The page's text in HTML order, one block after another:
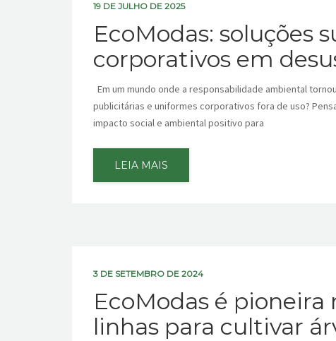
19 DE JULHO DE 2025
EcoModas: soluções
corporativos em
Em um mundo onde a responsabilidade ambiental
publicitárias e uniformes corporativos fora de uso?
impacto social e ambiental positivo para
LEIA MAIS
3 DE SETEMBRO DE 2024
EcoModas é
linhas para cultivar